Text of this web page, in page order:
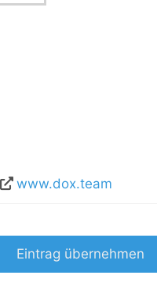
www.dox.team
Eintrag übernehmen